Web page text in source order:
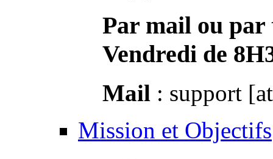
Par mail ou par
Vendredi de
Mail : support
Mission et Objectifs